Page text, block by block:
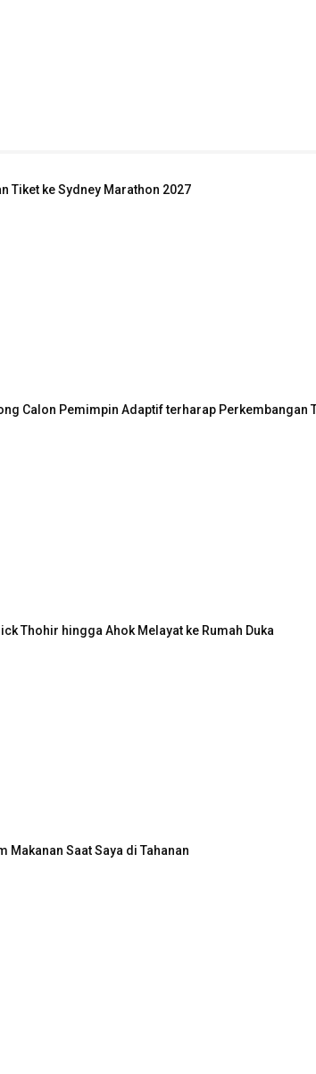
Tiket ke Sydney Marathon 2027
Calon Pemimpin Adaptif terharap Perkembangan
Thohir hingga Ahok Melayat ke Rumah Duka
Saat Saya di Tahanan